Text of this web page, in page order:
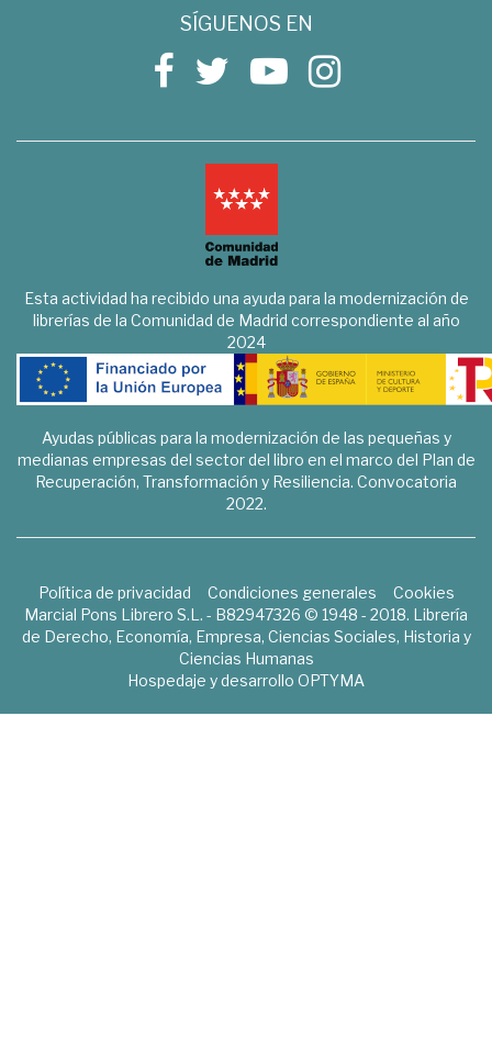
SÍGUENOS EN
Esta actividad ha recibido una ayuda para la modernización de
librerías de la Comunidad de Madrid correspondiente al año
2024
Ayudas públicas para la modernización de las pequeñas y
medianas empresas del sector del libro en el marco del Plan de
Recuperación, Transformación y Resiliencia. Convocatoria
2022.
Política de privacidad Condiciones generales
Cookies
Marcial Pons Librero S.L. - B82947326 © 1948 - 2018. Librería
de Derecho, Economía, Empresa, Ciencias Sociales, Historia y
Ciencias Humanas
Hospedaje y desarrollo OPTYMA